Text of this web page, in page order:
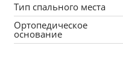
Тип спального места
Ортопедическое
основание